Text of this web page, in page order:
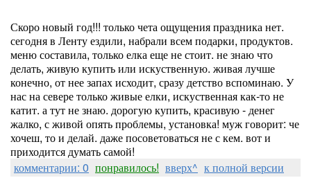
Скоро новый год!!! только чета ощущения праздника нет.
сегодня в Ленту ездили, набрали всем подарки, продуктов.
меню составила, только елка еще не стоит. не знаю что
делать, живую купить или искуственную. живая лучше
конечно, от нее запах исходит, сразу детство вспоминаю. У
нас на севере только живые елки, искуственная как-то не
катит. а тут не знаю. дорогую купить, красивую - денег
жалко, с живой опять проблемы, установка! муж говорит: че
хочеш, то и делай. даже посоветоваться не с кем. вот и
приходится думать самой!
комментарии: 0 понравилось! вверх^ к полной версии